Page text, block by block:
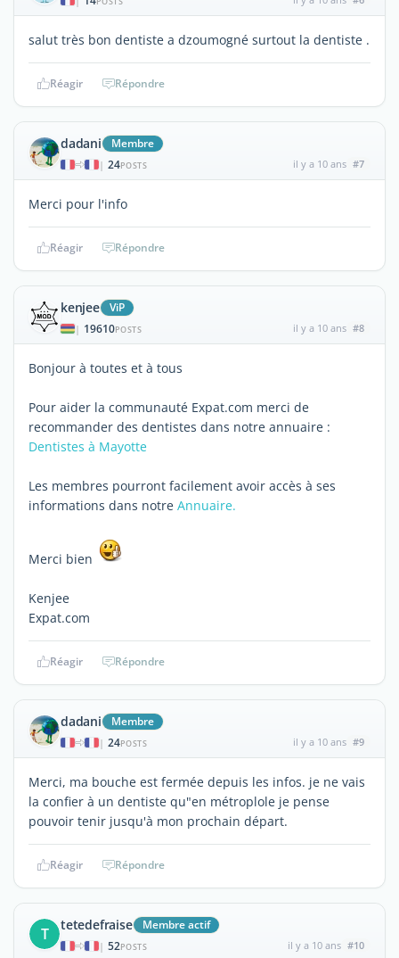
salut très bon dentiste a dzoumogné surtout la dentiste .
Réagir Répondre
dadani Membre
| 24POSTS il y a 10 ans #7
Merci pour l'info
Réagir Répondre
kenjee ViP
| 19610POSTS il y a 10 ans #8
Bonjour à toutes et à tous
Pour aider la communauté Expat.com merci de
recommander des dentistes dans notre annuaire :
Dentistes à Mayotte
Les membres pourront facilement avoir accès à ses
informations dans notre Annuaire.
Merci bien
Kenjee
Expat.com
Réagir Répondre
dadani Membre
| 24POSTS il y a 10 ans #9
Merci, ma bouche est fermée depuis les infos. je ne vais
la confier à un dentiste qu"en métroplole je pense
pouvoir tenir jusqu'à mon prochain départ.
Réagir Répondre
T tetedefraise Membre actif
| 52POSTS il y a 10 ans #10